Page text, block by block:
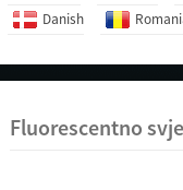
Danish
Fluorescentno